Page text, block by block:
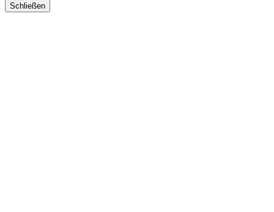
Schließen